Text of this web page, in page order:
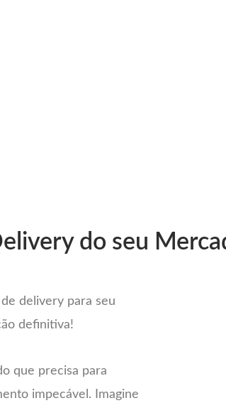
do seu
delivery para seu
definitiva!
que precisa para
impecável. Imagine